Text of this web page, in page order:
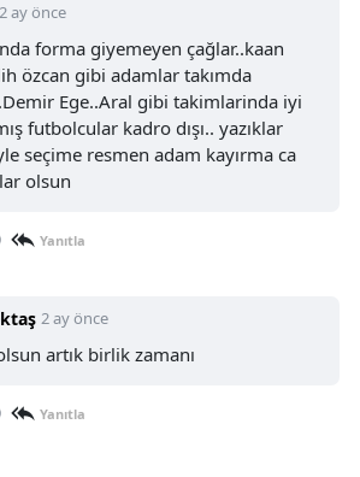
2 ay önce
forma giyemeyen çağlar..kaan
özcan gibi adamlar takımda
Ege..Aral gibi takimlarinda iyi
futbolcular kadro dışı.. yazıklar
seçime resmen adam kayırma ca
olsun
Yanıtla
2 ay önce
artık birlik zamanı
Yanıtla